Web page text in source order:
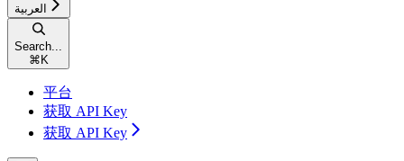
العربية
Search...
⌘ K
平台
获取 API Key
获取 API Key